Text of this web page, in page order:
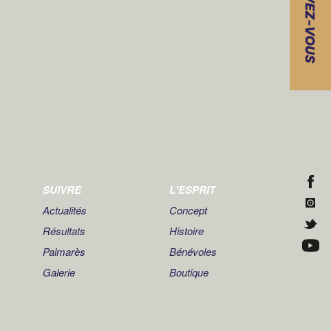
SUIVRE
Actualités
Résultats
Palmarès
Galerie
L'ESPRIT
Concept
Histoire
Bénévoles
Boutique